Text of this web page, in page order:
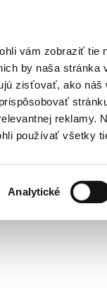
vám zobraziť tie
by naša stránka
zisťovať, ako náš
reklamy.
používať všetky
Analytické